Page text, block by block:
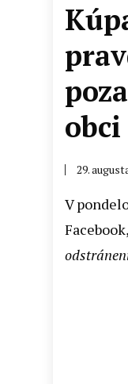
obci
29.
V